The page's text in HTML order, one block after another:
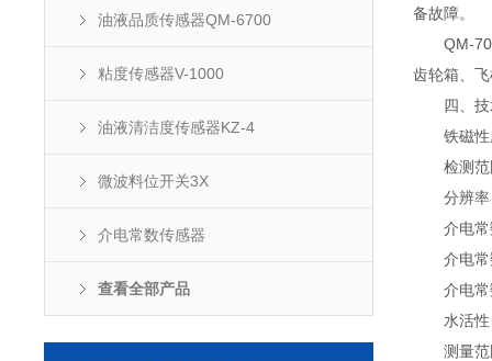
油液品质传感器QM-6700
粘度传感器V-1000
油液清洁度传感器KZ-4
微波料位开关3X
介电常数传感器
查看全部产品
备故障。
QM-7000
齿轮箱、
四、技
铁磁性
检测范
分辨率
介电常
介电常
介电常
水活性
测量范